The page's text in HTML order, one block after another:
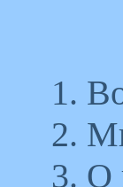
1.
2.
3. О